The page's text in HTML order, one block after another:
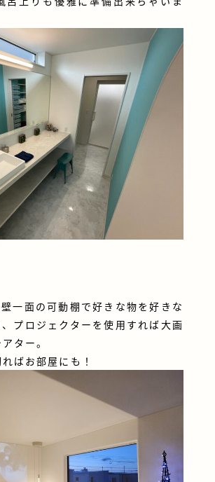
一面の可動棚で好きな物を好きな
プロジェクターを使用すれば大画
ター。
ばお部屋にも！